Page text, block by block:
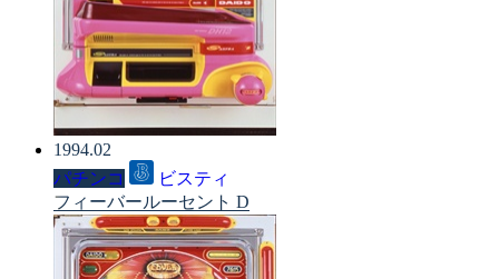
1994.02
パチンコ
ビスティ
フィーバールーセント D